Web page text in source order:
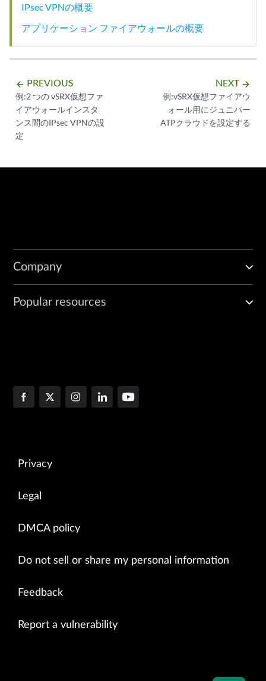
IPsec VPNの概要
アプリケーション ファイアウォールの概要
arrow_backward PREVIOUS
例:2 つの vSRX仮想ファ
イアウォールインスタ
ンス間のIPsec VPNの設
定
NEXT arrow_forward
例:vSRX仮想ファイアウ
ォール用にジュニパー
ATPクラウドを設定する
Company
Popular resources
Privacy
Legal
DMCA policy
Do not sell or share my personal information
Feedback
Report a vulnerability